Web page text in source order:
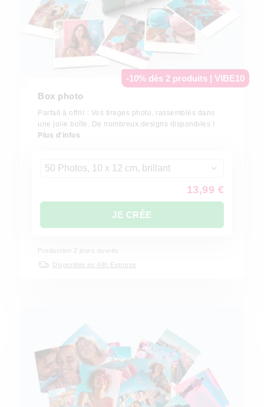
-10% dès 2 produits | VIBE10
Box photo
Parfait à offrir : Vos tirages photo, rassemblés dans
une jolie boîte. De nombreux designs disponibles !
Plus d'infos
50 Photos, 10 x 12 cm, brillant
13,99 €
JE CRÉE
Production 2 jours ouvrés
Disponible en 48h Express